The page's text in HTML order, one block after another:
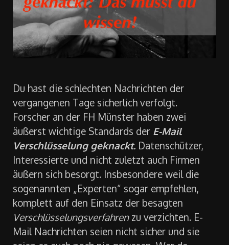
Du hast die schlechten Nachrichten der
vergangenen Tage sicherlich verfolgt.
Forscher an der FH Münster haben zwei
äußerst wichtige Standards der E-Mail
Verschlüsselung geknackt. Datenschützer,
Interessierte und nicht zuletzt auch Firmen
äußern sich besorgt. Insbesondere weil die
sogenannten „Experten“ sogar empfehlen,
komplett auf den Einsatz der besagten
Verschlüsselungsverfahrenzu verzichten. E-
Mail Nachrichten seien nicht sicher und sie